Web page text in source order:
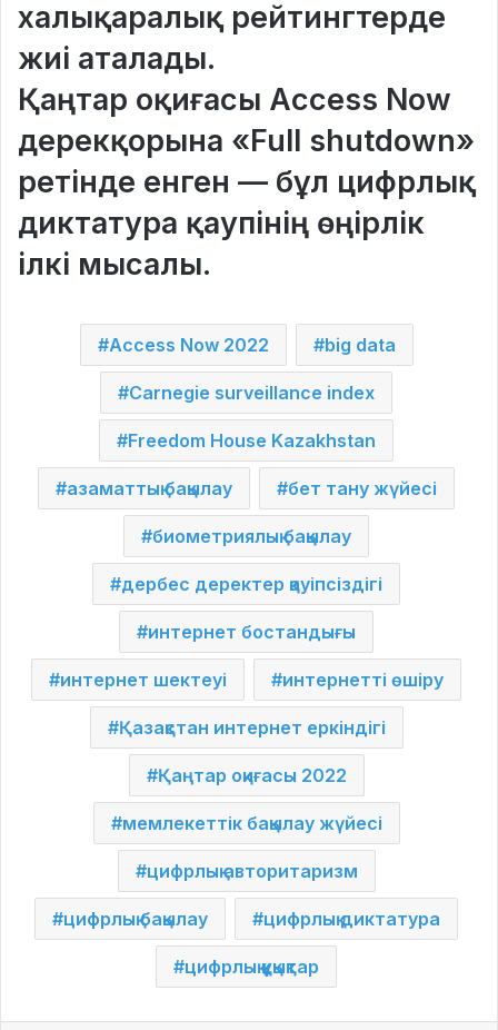
халықаралық рейтингтерде
жиі аталады.
Қаңтар оқиғасы Access Now
дерекқорына «Full shutdown»
ретінде енген — бұл цифрлық
диктатура қаупінің өңірлік
ілкі мысалы.
Access Now 2022 big data
Carnegie surveillance index
Freedom House Kazakhstan
азаматтық бақылау бет тану жүйесі
биометриялық бақылау
дербес деректер қауіпсіздігі
интернет бостандығы
интернет шектеуі интернетті өшіру
Қазақстан интернет еркіндігі
Қаңтар оқиғасы 2022
мемлекеттік бақылау жүйесі
цифрлық авторитаризм
цифрлық бақылау цифрлық диктатура
цифрлық құқықтар